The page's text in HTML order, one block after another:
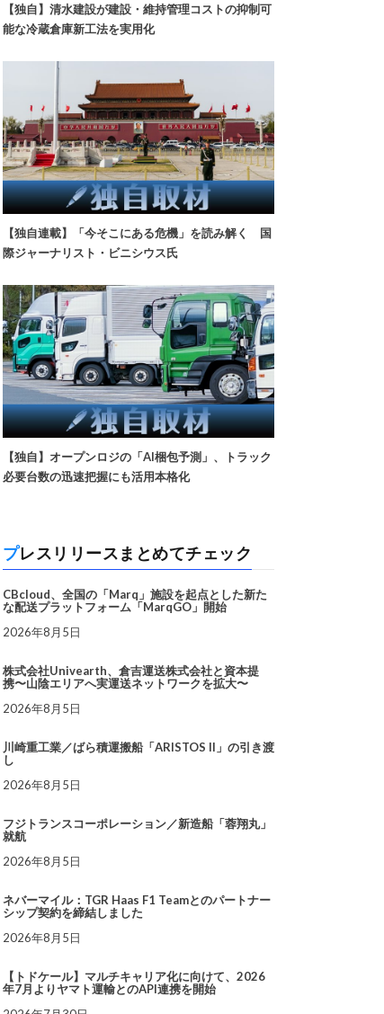
【独自】清水建設が建設・維持管理コストの抑制可
能な冷蔵倉庫新工法を実用化
【独自連載】「今そこにある危機」を読み解く 国
際ジャーナリスト・ビニシウス氏
【独自】オープンロジの「AI梱包予測」、トラック
必要台数の迅速把握にも活用本格化
プレスリリースまとめてチェック
CBcloud、全国の「Marq」施設を起点とした新た
な配送プラットフォーム「MarqGO」開始
2026年8月5日
株式会社Univearth、倉吉運送株式会社と資本提
携〜山陰エリアへ実運送ネットワークを拡大〜
2026年8月5日
川崎重工業／ばら積運搬船「ARISTOS II」の引き渡
し
2026年8月5日
フジトランスコーポレーション／新造船「蓉翔丸」
就航
2026年8月5日
ネバーマイル：TGR Haas F1 Teamとのパートナー
シップ契約を締結しました
2026年8月5日
【トドケール】マルチキャリア化に向けて、2026
年7月よりヤマト運輸とのAPI連携を開始